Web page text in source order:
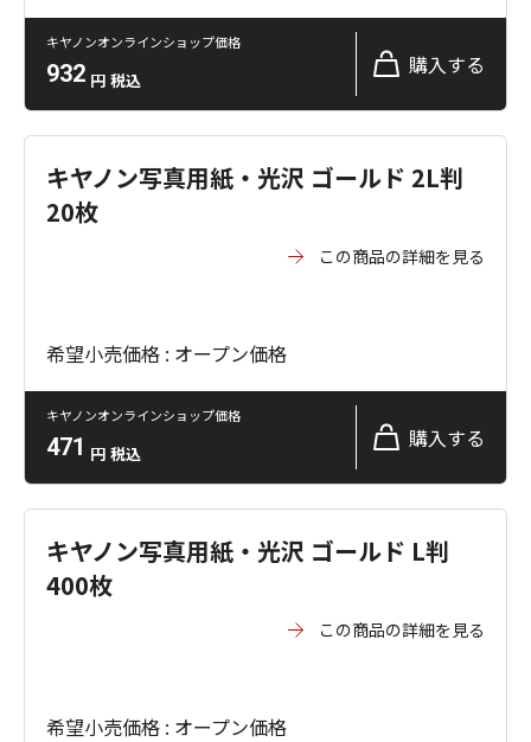
キヤノンオンラインショップ価格
932 円 税込
購入する
キヤノン写真用紙・光沢 ゴールド 2L判
20枚
この商品の詳細を見る
希望小売価格 : オープン価格
キヤノンオンラインショップ価格
471 円 税込
購入する
キヤノン写真用紙・光沢 ゴールド L判
400枚
この商品の詳細を見る
希望小売価格 : オープン価格